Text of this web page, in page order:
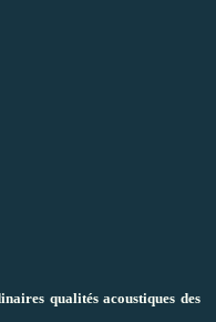
qualités acoustiques des